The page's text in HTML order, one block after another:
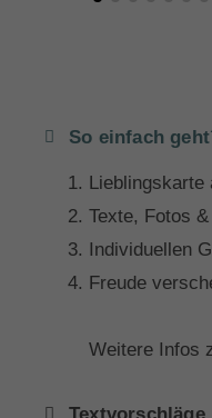
So einfach
Lieblingskarte
Texte, Fotos
Individuellen
Freude
Weitere Infos